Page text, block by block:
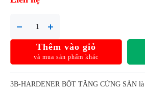
Thêm vào giỏ
và mua sản phẩm khác
3B-HARDENER BỘT TĂNG CỨNG SÀN là